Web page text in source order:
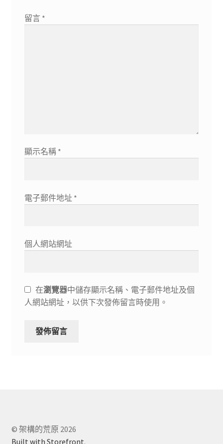
留言 *
顯示名稱 *
電子郵件地址 *
個人網站網址
在瀏覽器中儲存顯示名稱、電子郵件地址及個
人網站網址，以供下次發佈留言時使用。
© 架構的荒原 2026
Built with Storefront.